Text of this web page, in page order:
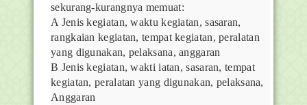
sekurang-kurangnya memuat:
A Jenis kegiatan, waktu kegiatan, sasaran,
rangkaian kegiatan, tempat kegiatan, peralatan
yang digunakan, pelaksana, anggaran
B Jenis kegiatan, wakti iatan, sasaran, tempat
kegiatan, peralatan yang digunakan, pelaksana,
Anggaran